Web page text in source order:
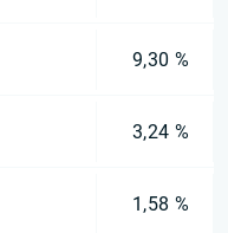
9,30 %
3,24 %
1,58 %